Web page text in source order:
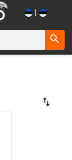
|
search
swap_vert